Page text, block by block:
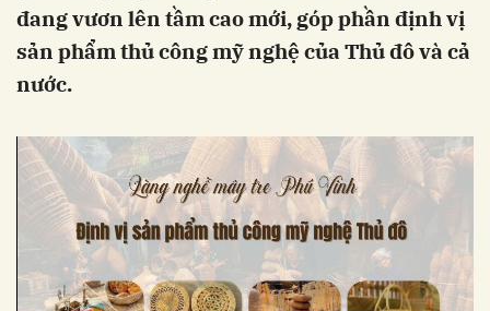
đang vươn lên tầm cao mới, góp phần định vị
sản phẩm thủ công mỹ nghệ của Thủ đô và cả
nước.